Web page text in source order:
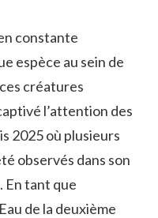
constante
espèce au sein de
créatures
l’attention des
2025 où plusieurs
observés dans son
En tant que
de la deuxième